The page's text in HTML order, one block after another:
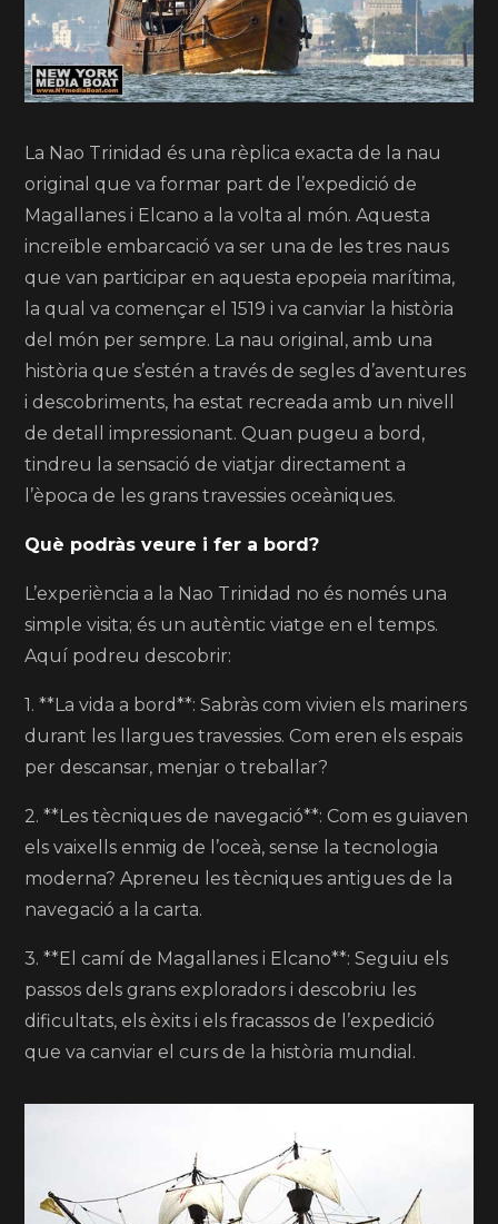
La Nao Trinidad és una rèplica exacta de la nau
original que va formar part de l’expedició de
Magallanes i Elcano a la volta al món. Aquesta
increïble embarcació va ser una de les tres naus
que van participar en aquesta epopeia marítima,
la qual va començar el 1519 i va canviar la història
del món per sempre. La nau original, amb una
història que s’estén a través de segles d’aventures
i descobriments, ha estat recreada amb un nivell
de detall impressionant. Quan pugeu a bord,
tindreu la sensació de viatjar directament a
l’època de les grans travessies oceàniques.
Què podràs veure i fer a bord?
L’experiència a la Nao Trinidad no és només una
simple visita; és un autèntic viatge en el temps.
Aquí podreu descobrir:
1. **La vida a bord**: Sabràs com vivien els mariners
durant les llargues travessies. Com eren els espais
per descansar, menjar o treballar?
2. **Les tècniques de navegació**: Com es guiaven
els vaixells enmig de l’oceà, sense la tecnologia
moderna? Apreneu les tècniques antigues de la
navegació a la carta.
3. **El camí de Magallanes i Elcano**: Seguiu els
passos dels grans exploradors i descobriu les
dificultats, els èxits i els fracassos de l’expedició
que va canviar el curs de la història mundial.